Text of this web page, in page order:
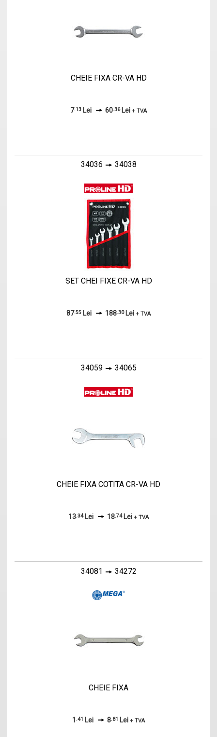
CHEIE FIXA CR-VA HD
7.13 Lei 60.36Lei + TVA
34036 34038
SET CHEI FIXE CR-VA HD
87.55 Lei 188.30Lei + TVA
34059 34065
CHEIE FIXA COTITA CR-VA HD
13.34Lei 18.74Lei + TVA
34081 34272
CHEIE FIXA
1 .41 Lei 8.81 Lei + TVA